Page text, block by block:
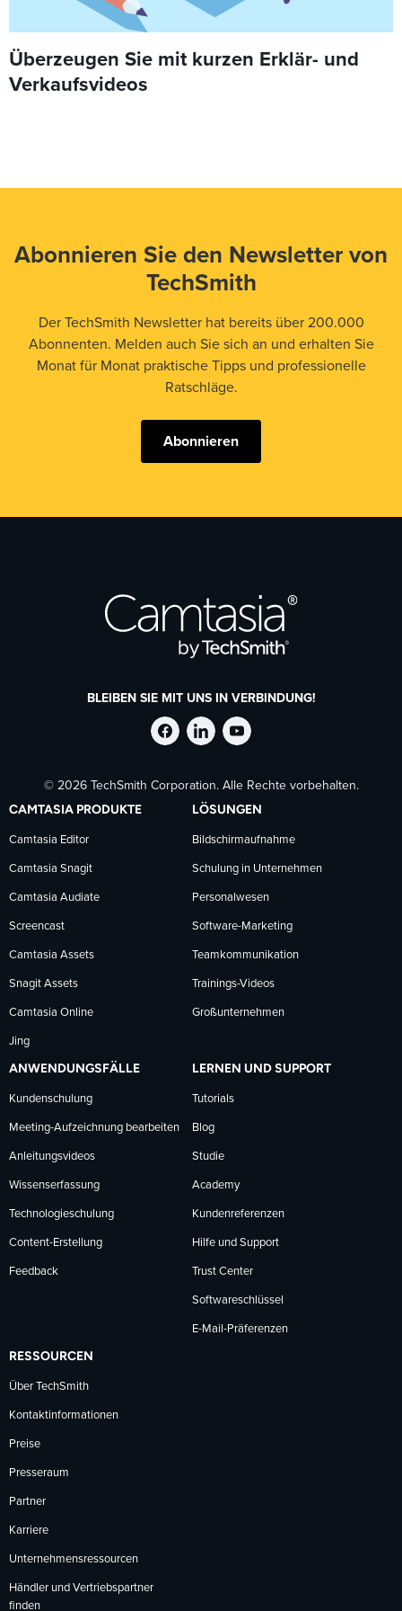
Überzeugen Sie mit kurzen Erklär- und
Verkaufsvideos
Abonnieren Sie den Newsletter von
TechSmith
Der TechSmith Newsletter hat bereits über 200.000
Abonnenten. Melden auch Sie sich an und erhalten Sie
Monat für Monat praktische Tipps und professionelle
Ratschläge.
Abonnieren
BLEIBEN SIE MIT UNS IN VERBINDUNG!
TechSmith
auf
Facebook
folgen
TechSmith
auf
LinkedIn
folgen
TechSmith
auf
YouTube
folgen
© 2026 TechSmith Corporation. Alle Rechte vorbehalten.
CAMTASIA PRODUKTE
Camtasia Editor
Camtasia Snagit
Camtasia Audiate
Screencast
Camtasia Assets
Snagit Assets
Camtasia Online
Jing
LÖSUNGEN
Bildschirmaufnahme
Schulung in Unternehmen
Personalwesen
Software-Marketing
Teamkommunikation
Trainings-Videos
Großunternehmen
ANWENDUNGSFÄLLE
Kundenschulung
Meeting-Aufzeichnung bearbeiten
Anleitungsvideos
Wissenserfassung
Technologieschulung
Content-Erstellung
Feedback
LERNEN UND SUPPORT
Tutorials
Blog
Studie
Academy
Kundenreferenzen
Hilfe und Support
Trust Center
Softwareschlüssel
E-Mail-Präferenzen
RESSOURCEN
Über TechSmith
Kontaktinformationen
Preise
Presseraum
Partner
Karriere
Unternehmensressourcen
Händler und Vertriebspartner
finden